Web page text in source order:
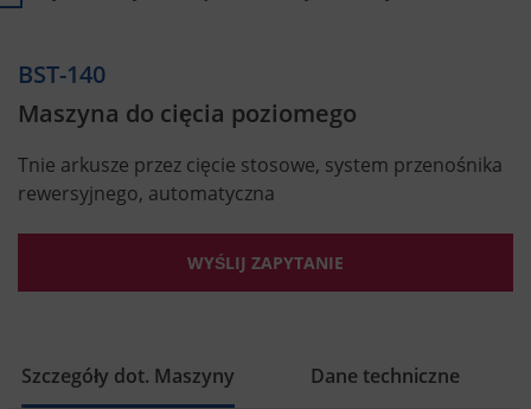
BST-140
Maszyna do cięcia poziomego
Tnie arkusze przez cięcie stosowe, system przenośnika
rewersyjnego, automatyczna
WYŚLIJ ZAPYTANIE
Szczegóły dot. Maszyny Dane techniczne